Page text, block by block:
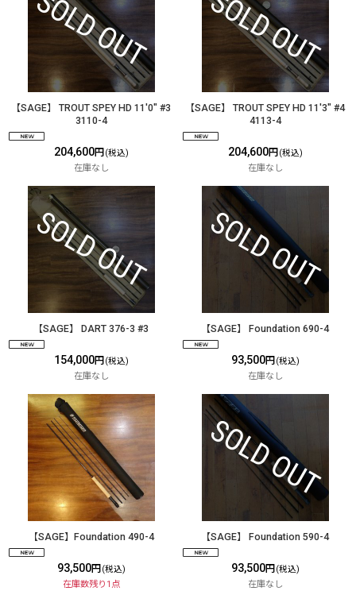
【SAGE】 TROUT SPEY HD 11'0" #3
3110-4
204,600円 (税込)
在庫なし
【SAGE】 TROUT SPEY HD 11'3" #4
4113-4
204,600円 (税込)
在庫なし
【SAGE】 DART 376-3 #3
154,000円 (税込)
在庫なし
【SAGE】 Foundation 690-4
93,500円 (税込)
在庫なし
【SAGE】Foundation 490-4
93,500円 (税込)
在庫数残り1点
【SAGE】 Foundation 590-4
93,500円 (税込)
在庫なし